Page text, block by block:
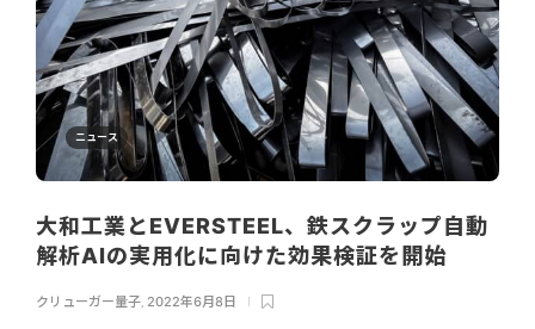
ニュース
大和工業とEVERSTEEL、鉄スクラップ自動
解析AIの実用化に向けた効果検証を開始
クリューガー量子, 2022年6月8日